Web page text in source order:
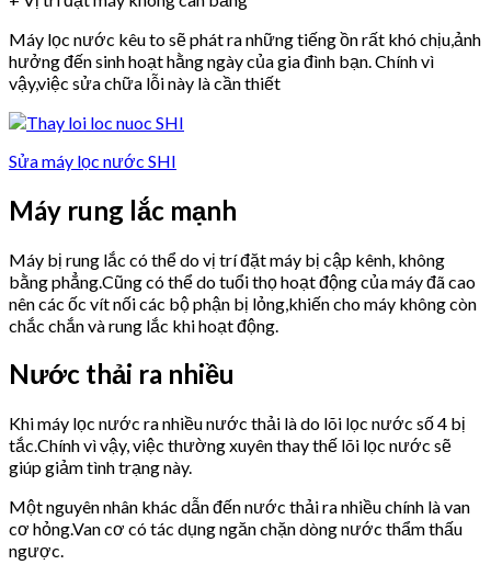
Máy lọc nước kêu to sẽ phát ra những tiếng ồn rất khó chịu,ảnh
hưởng đến sinh hoạt hằng ngày của gia đình bạn. Chính vì
vậy,việc sửa chữa lỗi này là cần thiết
Sửa máy lọc nước SHI
Máy rung lắc mạnh
Máy bị rung lắc có thể do vị trí đặt máy bị cập kênh, không
bằng phẳng.Cũng có thể do tuổi thọ hoạt động của máy đã cao
nên các ốc vít nối các bộ phận bị lỏng,khiến cho máy không còn
chắc chắn và rung lắc khi hoạt động.
Nước thải ra nhiều
Khi máy lọc nước ra nhiều nước thải là do lõi lọc nước số 4 bị
tắc.Chính vì vậy, việc thường xuyên thay thế lõi lọc nước sẽ
giúp giảm tình trạng này.
Một nguyên nhân khác dẫn đến nước thải ra nhiều chính là van
cơ hỏng.Van cơ có tác dụng ngăn chặn dòng nước thẩm thấu
ngược.